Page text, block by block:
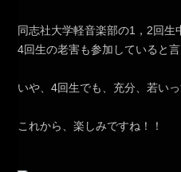
同志社大学軽音楽部の1，2回生
4回生の老害も参加していると
いや、4回生でも、充分、若い
これから、楽しみですね！！